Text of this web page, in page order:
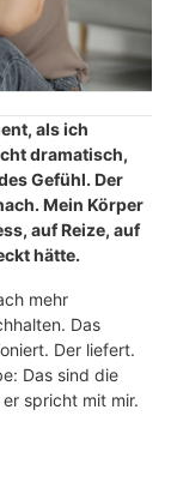
als ich
dramatisch,
Gefühl. Der
Mein Körper
auf Reize, auf
hätte.
mehr
Das
Der liefert.
Das sind die
spricht mit mir.